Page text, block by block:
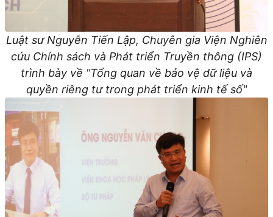
Luật sư Nguyễn Tiến Lập, Chuyên gia Viện Nghiên
cứu Chính sách và Phát triển Truyền thông (IPS)
trình bày về "Tổng quan về bảo vệ dữ liệu và
quyền riêng tư trong phát triển kinh tế số"